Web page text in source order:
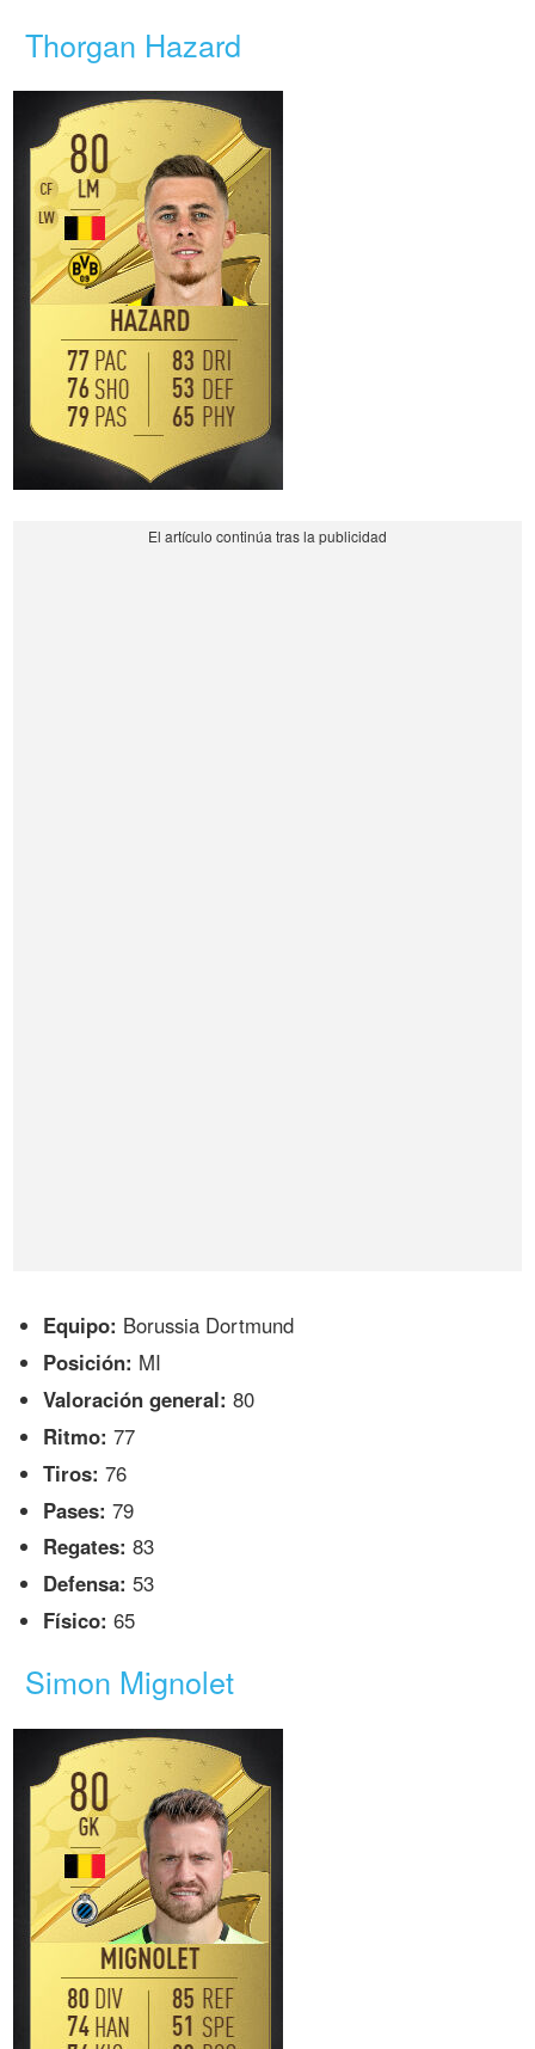
Thorgan Hazard
Equipo: Borussia Dortmund
Posición: MI
Valoración general: 80
Ritmo: 77
Tiros: 76
Pases: 79
Regates: 83
Defensa: 53
Físico: 65
Simon Mignolet